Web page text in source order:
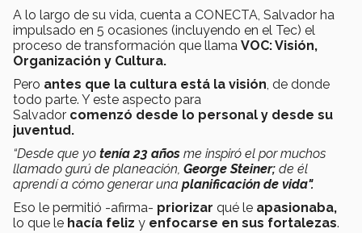
A lo largo de su vida, cuenta a CONECTA, Salvador ha
impulsado en 5 ocasiones (incluyendo en el Tec) el
proceso de transformación que llama VOC: Visión,
Organización y Cultura.
Pero antes que la cultura está la visión, de donde
todo parte. Y este aspecto para
Salvador comenzó desde lo personal y desde su
juventud.
“Desde que yo tenía 23 años me inspiró el por muchos
llamado gurú de planeación, George Steiner; de él
aprendí a cómo generar una planificación de vida".
Eso le permitió -afirma- priorizar qué le apasionaba,
lo que le hacía feliz y enfocarse en sus fortalezas.